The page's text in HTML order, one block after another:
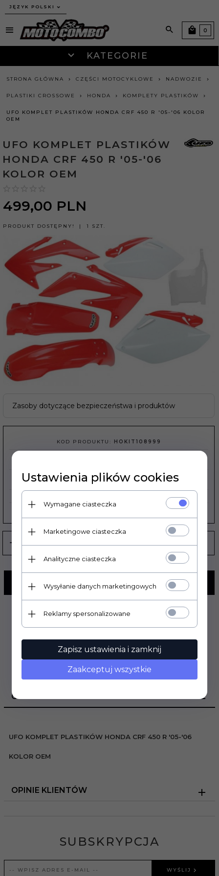
JĘZYK POLSKI
KATEGORIE
0
STRONA GŁÓWNA CZĘŚCI MOTOCYKLOWE NADWOZIE
PLASTIKI CROSSOWE HONDA KOMPLETY PLASTIKÓW
UFO KOMPLET PLASTIKÓW HONDA CRF 450 R '05-'06 KOLOR
OEM
UFO KOMPLET PLASTIKÓW
HONDA CRF 450 R '05-'06
KOLOR OEM
499,00 PLN
PRODUKT DOSTĘPNY! 1 SZT.
Zasoby dotyczące bezpieczeństwa i produktów
KOD PRODUKTU: HOKIT108999
EAN: 8052135014805
KUP TERAZ!
OPIS PRODUKTU
UFO KOMPLET PLASTIKÓW HONDA CRF 450 R '05-'06
KOLOR OEM
OPINIE KLIENTÓW
SUBSKRYPCJA
WYŚLIJ
Ustawienia plików cookies
Wymagane ciasteczka
Marketingowe ciasteczka
Analityczne ciasteczka
Wysyłanie danych marketingowych
Reklamy spersonalizowane
Zapisz ustawienia i zamknij
Zaakceptuj wszystkie